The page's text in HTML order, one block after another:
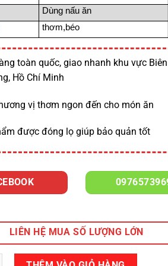
Dùng nấu ăn
thơm,béo
toàn quốc, giao nhanh khu vực
Hồ Chí Minh
vị thơm ngon đến cho món ăn
được đóng lọ giúp bảo quản tốt
LIÊN HỆ MUA SỐ LƯỢNG LỚN